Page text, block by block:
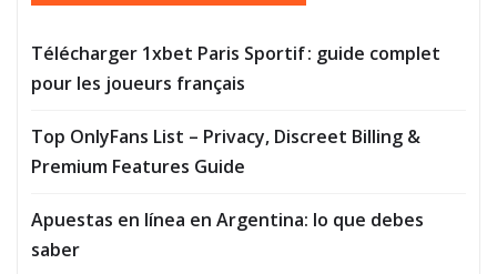
Télécharger 1xbet Paris Sportif : guide complet
pour les joueurs français
Top OnlyFans List – Privacy, Discreet Billing &
Premium Features Guide
Apuestas en línea en Argentina: lo que debes
saber